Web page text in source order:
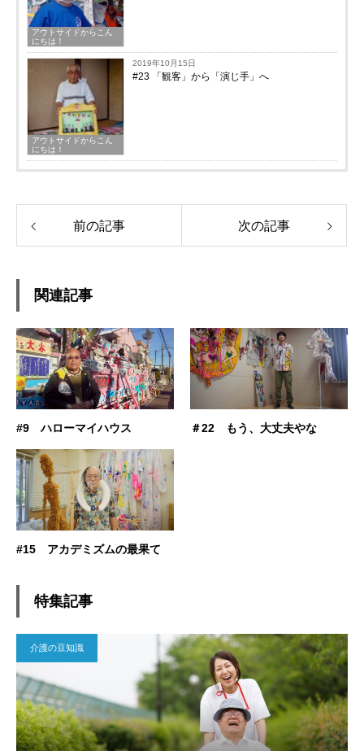
アウトサイドからこん
にちは！
アウトサイドからこん
にちは！
2019年10月15日
#23 「観客」から「演じ手」へ
前の記事 次の記事
関連記事
#9 ハローマイハウス ＃22 もう、大丈夫やな
#15 アカデミズムの最果て
特集記事
介護の豆知識